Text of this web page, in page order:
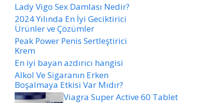
Lady Vigo Sex Damlası Nedir?
2024 Yılında En İyi Geciktirici
Ürünler ve Çözümler
Peak Power Penis Sertleştirici
Krem
En iyi bayan azdırıcı hangisi
Alkol Ve Sigaranın Erken
Boşalmaya Etkisi Var Mıdır?
Viagra Super Active 60 Tablet